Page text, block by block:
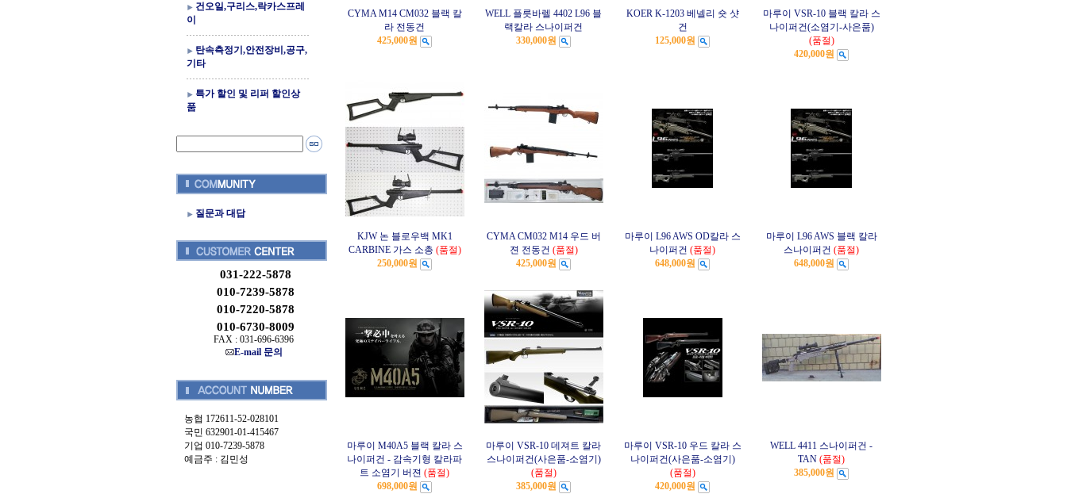
건오일,구리스,락카스프레
이
탄속측정기,안전장비,공구,
기타
특가 할인 및 리퍼 할인상
품
질문과 대답
031-222-5878
010-7239-5878
010-7220-5878
010-6730-8009
FAX : 031-696-6396
E-mail 문의
농협 172611-52-028101
국민 632901-01-415467
기업 010-7239-5878
예금주 : 김민성
CYMA M14 CM032 블랙 칼
라 전동건
425,000원
WELL 플릇바렐 4402 L96 블
랙칼라 스나이퍼건
330,000원
KOER K-1203 베넬리 숏 샷
건
125,000원
마루이 VSR-10 블랙 칼라 스
나이퍼건(소염기-사은품)
(품절)
420,000원
KJW 논 블로우백 MK1
CARBINE 가스 소총 (품절)
250,000원
CYMA CM032 M14 우드 버
젼 전동건 (품절)
425,000원
마루이 L96 AWS OD칼라 스
나이퍼건 (품절)
648,000원
마루이 L96 AWS 블랙 칼라
스나이퍼건 (품절)
648,000원
마루이 M40A5 블랙 칼라 스
나이퍼건 - 감속기형 칼라파
트 소염기 버젼 (품절)
698,000원
마루이 VSR-10 데져트 칼라
스나이퍼건(사은품-소염기)
(품절)
385,000원
마루이 VSR-10 우드 칼라 스
나이퍼건(사은품-소염기)
(품절)
420,000원
WELL 4411 스나이퍼건 -
TAN (품절)
385,000원